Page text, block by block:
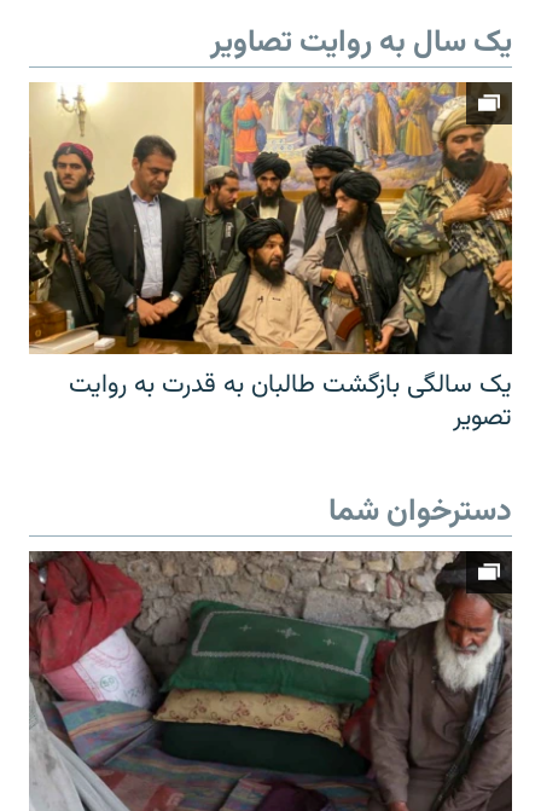
یک سال به روایت تصاویر
یک سالگی بازگشت طالبان به قدرت به روایت
تصویر
دسترخوان شما